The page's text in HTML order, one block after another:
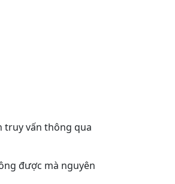
truy vấn thông qua
được mà nguyên